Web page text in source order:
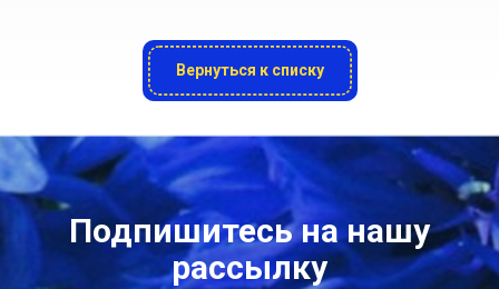
Вернуться к списку
Подпишитесь на нашу
рассылку